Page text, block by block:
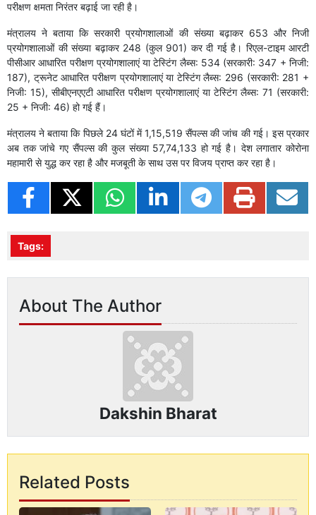
परीक्षण क्षमता निरंतर बढ़ाई जा रही है।
मंत्रालय ने बताया कि सरकारी प्रयोगशालाओं की संख्या बढ़ाकर 653 और निजी
प्रयोगशालाओं की संख्‍या बढ़ाकर 248 (कुल 901) कर दी गई है। रिएल-टाइम आरटी
पीसीआर आधारित परीक्षण प्रयोगशालाएं या टेस्टिंग लैब्‍स: 534 (सरकारी: 347 + निजी:
187), ट्रूनेट आधारित परीक्षण प्रयोगशालाएं या टेस्टिंग लैब्‍स: 296 (सरकारी: 281 +
निजी: 15), सीबीएनएएटी आधारित परीक्षण प्रयोगशालाएं या टेस्टिंग लैब्‍स: 71 (सरकारी:
25 + निजी: 46) हो गई हैं।
मंत्रालय ने बताया कि पिछले 24 घंटों में 1,15,519 सैंपल्‍स की जांच की गई। इस प्रकार
अब तक जांचे गए सैंपल्‍स की कुल संख्या 57,74,133 हो गई है। देश लगातार कोरोना
महामारी से युद्ध कर रहा है और मजबूती के साथ उस पर विजय प्राप्त कर रहा है।
Tags:
About The Author
Dakshin Bharat
Related Posts